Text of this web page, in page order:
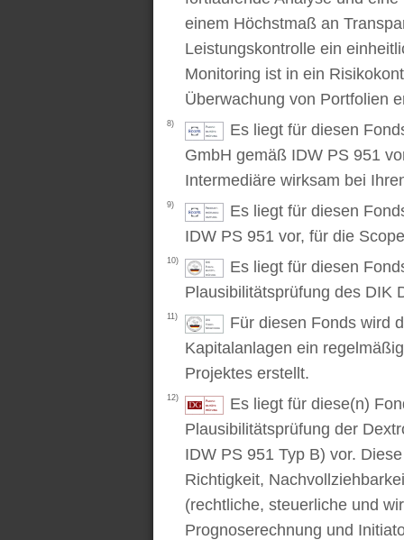
einem Höchstmaß an
Leistungskontrolle ein
Monitoring ist in ein
Überwachung von Portfolien
8)
Es liegt für diesen
GmbH gemäß IDW PS 951
Intermediäre wirksam bei
9)
Es liegt für diesen
IDW PS 951 vor, für die
10)
Es liegt für diesen
Plausibilitätsprüfung des DIK
11)
Für diesen Fonds wird
Kapitalanlagen ein
Projektes erstellt.
12)
Es liegt für diese(n)
Plausibilitätsprüfung der
IDW PS 951 Typ B) vor.
Richtigkeit,
(rechtliche, steuerliche und
Prognoserechnung und